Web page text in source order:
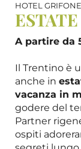
HOTEL GRIFONE
A partire da
Il Trentino è
anche in
vacanza in
godere del
Partner
ospiti